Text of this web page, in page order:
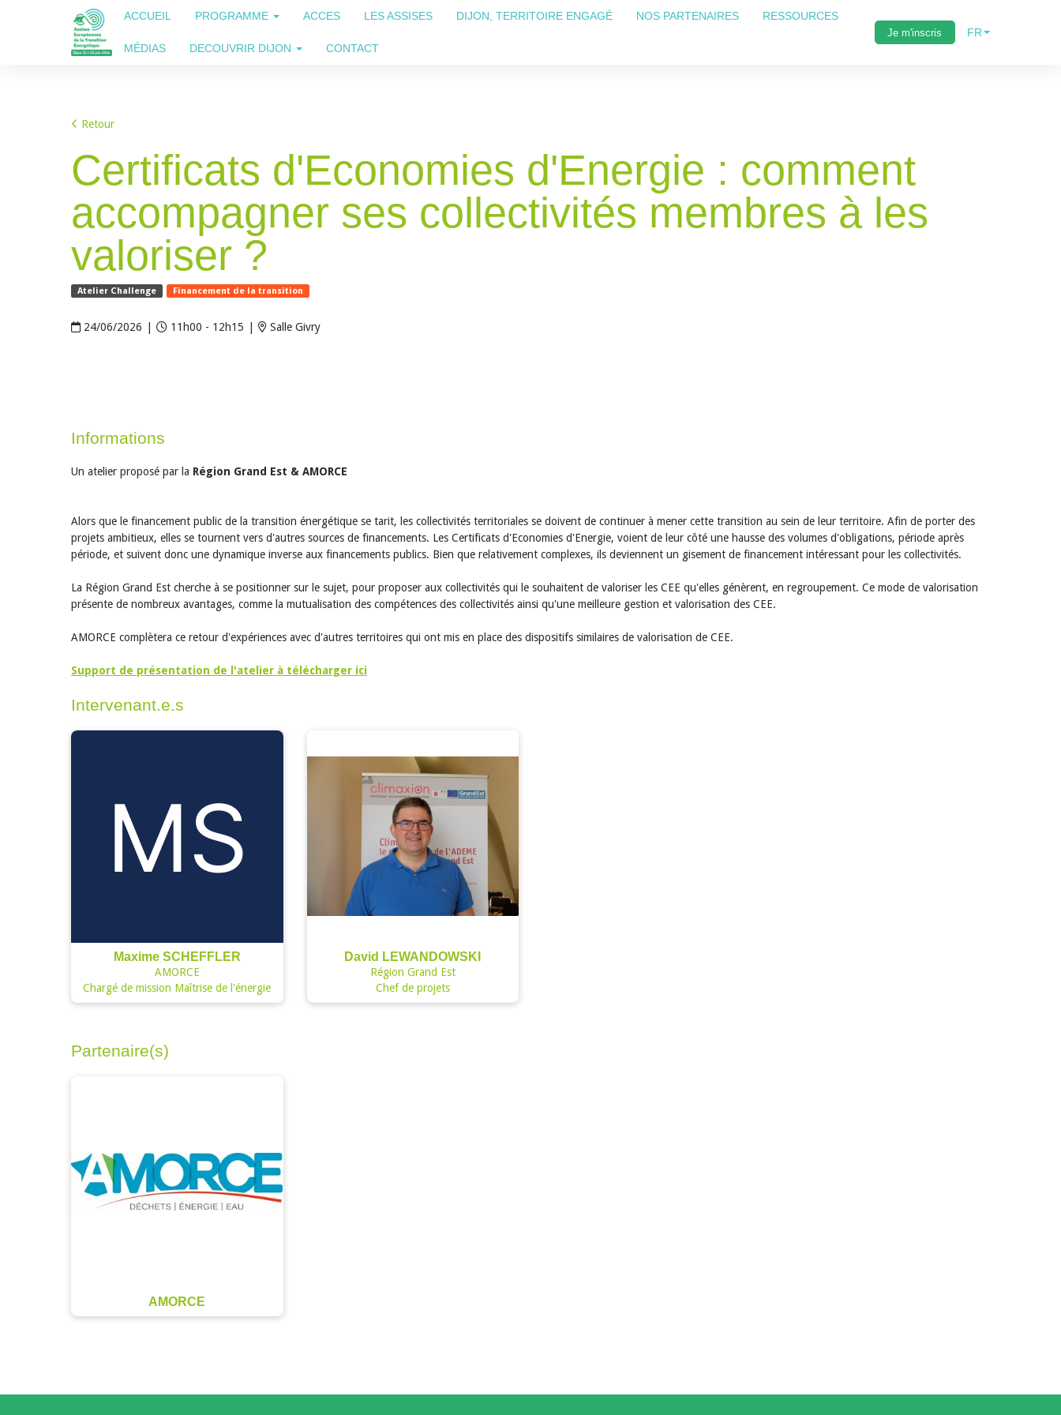
ACCUEIL PROGRAMME ACCES LES ASSISES DIJON, TERRITOIRE ENGAGÉ NOS PARTENAIRES RESSOURCES
MÉDIAS DECOUVRIR DIJON CONTACT
Je m'inscris FR
Retour
Certificats d'Economies d'Energie : comment
accompagner ses collectivités membres à les
valoriser ?
Atelier Challenge Financement de la transition
24/06/2026 11h00 - 12h15 Salle Givry
Informations
Un atelier proposé par la Région Grand Est & AMORCE
Alors que le financement public de la transition énergétique se tarit, les collectivités territoriales se doivent de continuer à mener cette transition au sein de leur territoire. Afin de porter des
projets ambitieux, elles se tournent vers d'autres sources de financements. Les Certificats d'Economies d'Energie, voient de leur côté une hausse des volumes d'obligations, période après
période, et suivent donc une dynamique inverse aux financements publics. Bien que relativement complexes, ils deviennent un gisement de financement intéressant pour les collectivités.
La Région Grand Est cherche à se positionner sur le sujet, pour proposer aux collectivités qui le souhaitent de valoriser les CEE qu'elles génèrent, en regroupement. Ce mode de valorisation
présente de nombreux avantages, comme la mutualisation des compétences des collectivités ainsi qu'une meilleure gestion et valorisation des CEE.
AMORCE complètera ce retour d'expériences avec d'autres territoires qui ont mis en place des dispositifs similaires de valorisation de CEE.
Support de présentation de l'atelier à télécharger ici
Intervenant.e.s
Maxime SCHEFFLER
AMORCE
Chargé de mission Maîtrise de l'énergie
David LEWANDOWSKI
Région Grand Est
Chef de projets
Partenaire(s)
AMORCE